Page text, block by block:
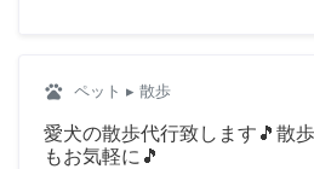
pets ペット ▸ 散歩
愛犬の散歩代行致します🎵散
もお気軽に🎵